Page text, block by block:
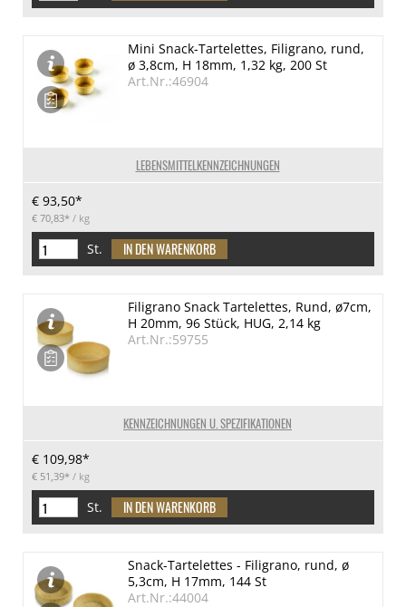
LEBENSMITTELKENNZEICHNUNGEN
Mini Snack-Tartelettes, Filigrano, rund,
ø 3,8cm, H 18mm, 1,32 kg, 200 St
Art.Nr.:46904
€ 93,50*
€ 70,83* / kg
St.
KENNZEICHNUNGEN U. SPEZIFIKATIONEN
Filigrano Snack Tartelettes, Rund, ø7cm,
H 20mm, 96 Stück, HUG, 2,14 kg
Art.Nr.:59755
€ 109,98*
€ 51,39* / kg
St.
Snack-Tartelettes - Filigrano, rund, ø
5,3cm, H 17mm, 144 St
Art.Nr.:44004